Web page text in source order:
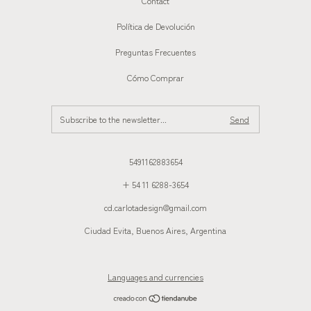
Política de Devolución
Preguntas Frecuentes
Cómo Comprar
5491162883654
+ 54 11 6288-3654
cd.carlotadesign@gmail.com
Ciudad Evita, Buenos Aires, Argentina
Languages and currencies